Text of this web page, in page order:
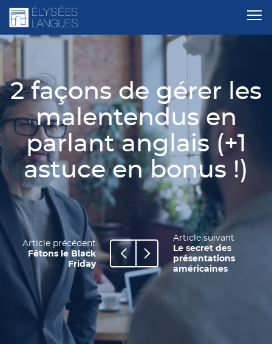
2 façons de gérer les
malentendus en
parlant anglais (+1
astuce en bonus !)
Article précédent
Fêtons le Black
Friday
Article suivant
Le secret des
présentations
américaines